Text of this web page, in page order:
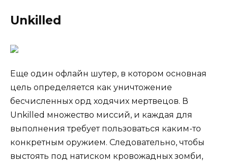
Unkilled
Еще один офлайн шутер, в котором основная
цель определяется как уничтожение
бесчисленных орд ходячих мертвецов. В
Unkilled множество миссий, и каждая для
выполнения требует пользоваться каким-то
конкретным оружием. Следовательно, чтобы
выстоять под натиском кровожадных зомби,